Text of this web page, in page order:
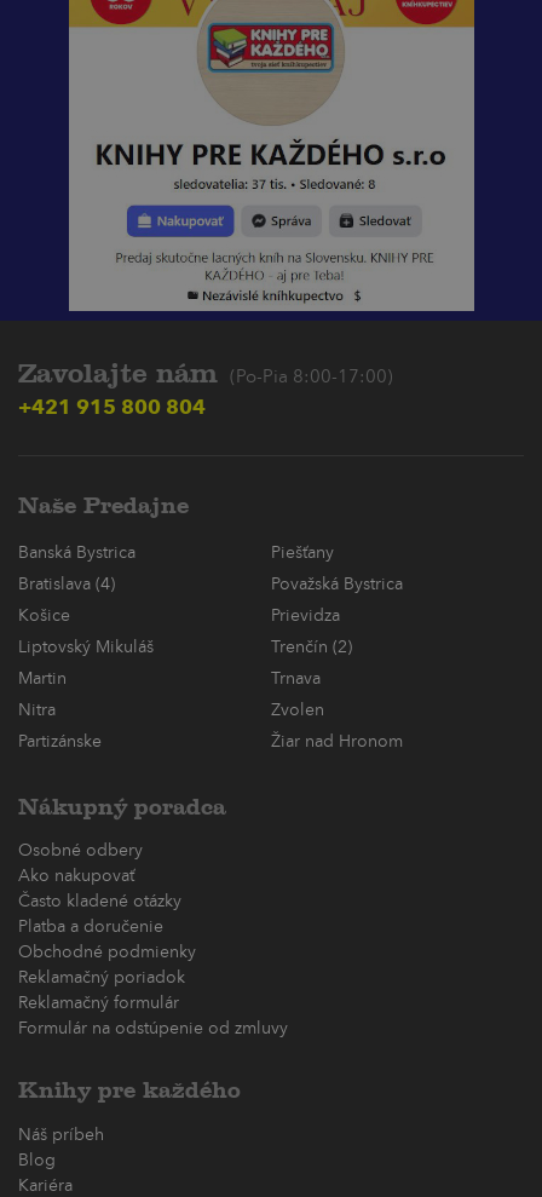
Zavolajte nám (Po-Pia 8:00-17:00)
+421 915 800 804
Naše Predajne
Banská Bystrica
Piešťany
Bratislava (4)
Považská Bystrica
Košice
Prievidza
Liptovský Mikuláš
Trenčín (2)
Martin
Trnava
Nitra
Zvolen
Partizánske
Žiar nad Hronom
Nákupný poradca
Osobné odbery
Ako nakupovať
Často kladené otázky
Platba a doručenie
Obchodné podmienky
Reklamačný poriadok
Reklamačný formulár
Formulár na odstúpenie od zmluvy
Knihy pre každého
Náš príbeh
Blog
Kariéra